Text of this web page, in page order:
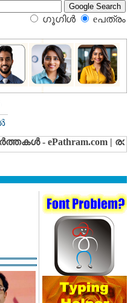
ഗൂഗിള്‍ eപത്രം‍